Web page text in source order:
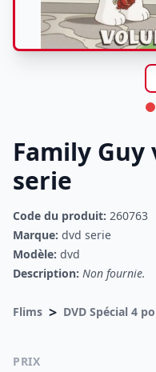
Family
serie
Code du produit: 260763
Marque: dvd serie
Modèle: dvd
Description: Non fournie.
Flims >
PRIX